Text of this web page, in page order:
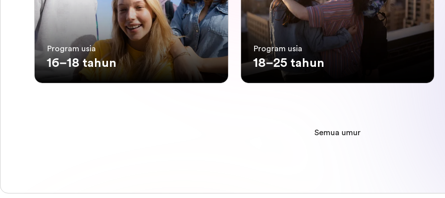
Program usia
16–18 tahun
Program usia
18–25 tahun
Semua umur